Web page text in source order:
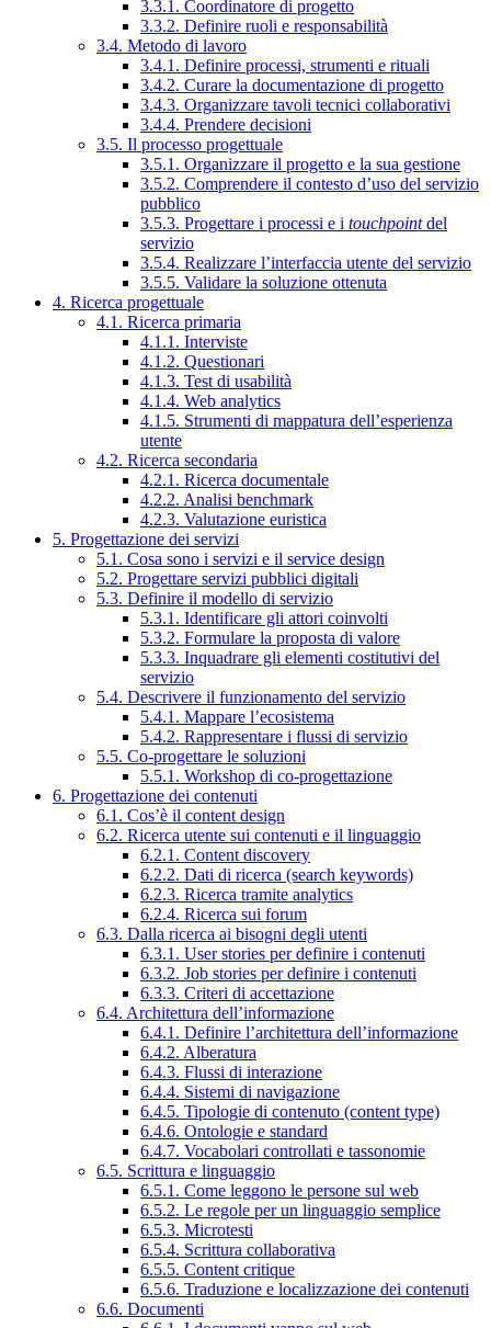
3.3.1. Coordinatore di progetto
3.3.2. Definire ruoli e responsabilità
3.4. Metodo di lavoro
3.4.1. Definire processi, strumenti e rituali
3.4.2. Curare la documentazione di progetto
3.4.3. Organizzare tavoli tecnici collaborativi
3.4.4. Prendere decisioni
3.5. Il processo progettuale
3.5.1. Organizzare il progetto e la sua gestione
3.5.2. Comprendere il contesto d’uso del servizio
pubblico
3.5.3. Progettare i processi e i touchpointdel
servizio
3.5.4. Realizzare l’interfaccia utente del servizio
3.5.5. Validare la soluzione ottenuta
4. Ricerca progettuale
4.1. Ricerca primaria
4.1.1. Interviste
4.1.2. Questionari
4.1.3. Test di usabilità
4.1.4. Web analytics
4.1.5. Strumenti di mappatura dell’esperienza
utente
4.2. Ricerca secondaria
4.2.1. Ricerca documentale
4.2.2. Analisi benchmark
4.2.3. Valutazione euristica
5. Progettazione dei servizi
5.1. Cosa sono i servizi e il service design
5.2. Progettare servizi pubblici digitali
5.3. Definire il modello di servizio
5.3.1. Identificare gli attori coinvolti
5.3.2. Formulare la proposta di valore
5.3.3. Inquadrare gli elementi costitutivi del
servizio
5.4. Descrivere il funzionamento del servizio
5.4.1. Mappare l’ecosistema
5.4.2. Rappresentare i flussi di servizio
5.5. Co-progettare le soluzioni
5.5.1. Workshop di co-progettazione
6. Progettazione dei contenuti
6.1. Cos’è il content design
6.2. Ricerca utente sui contenuti e il linguaggio
6.2.1. Content discovery
6.2.2. Dati di ricerca (search keywords)
6.2.3. Ricerca tramite analytics
6.2.4. Ricerca sui forum
6.3. Dalla ricerca ai bisogni degli utenti
6.3.1. User stories per definire i contenuti
6.3.2. Job stories per definire i contenuti
6.3.3. Criteri di accettazione
6.4. Architettura dell’informazione
6.4.1. Definire l’architettura dell’informazione
6.4.2. Alberatura
6.4.3. Flussi di interazione
6.4.4. Sistemi di navigazione
6.4.5. Tipologie di contenuto (content type)
6.4.6. Ontologie e standard
6.4.7. Vocabolari controllati e tassonomie
6.5. Scrittura e linguaggio
6.5.1. Come leggono le persone sul web
6.5.2. Le regole per un linguaggio semplice
6.5.3. Microtesti
6.5.4. Scrittura collaborativa
6.5.5. Content critique
6.5.6. Traduzione e localizzazione dei contenuti
6.6. Documenti